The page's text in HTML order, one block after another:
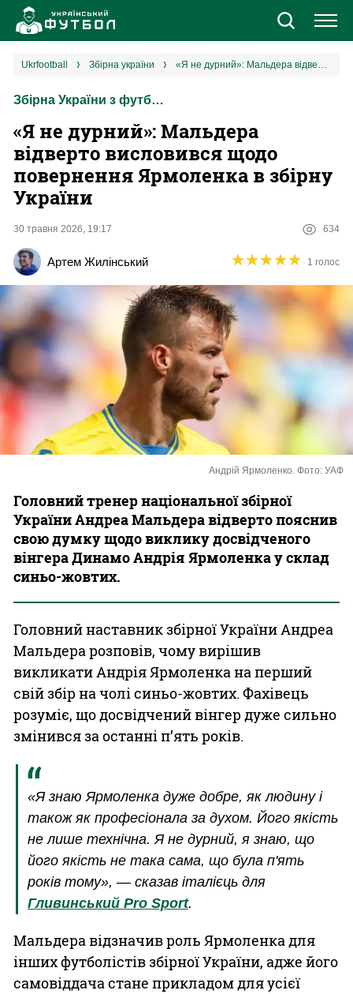
Новини
Збірна
Єврокубки
УПЛ
Різне
Букмекери
Казино
ukrfootball збірна україни «Я не дурний»: Мальдера відверто висловився щодо повернення Ярмоленка в збірну України
Збірна України з футболу
«Я не дурний»: Мальдера
відверто висловився щодо
повернення Ярмоленка в збірну
України
30 травня 2026, 19:17 634
Артем Жилінський ★★★★★
★★★★★ 1 голос
Андрій Ярмоленко. Фото: УАФ
Головний тренер національної збірної
України Андреа Мальдера відверто пояснив
свою думку щодо виклику досвідченого
вінгера Динамо Андрія Ярмоленка у склад
синьо-жовтих.
Головний наставник збірної України Андреа
Мальдера розповів, чому вирішив
викликати Андрія Ярмоленка на перший
свій збір на чолі синьо-жовтих. Фахівець
розуміє, що досвідчений вінгер дуже сильно
змінився за останні п’ять років.
«Я знаю Ярмоленка дуже добре, як людину і
також як професіонала за духом. Його якість
не лише технічна. Я не дурний, я знаю, що
його якість не така сама, що була п'ять
років тому», — сказав італієць для
Гливинський Pro Sport.
Мальдера відзначив роль Ярмоленка для
інших футболістів збірної України, адже його
самовіддача стане прикладом для усієї